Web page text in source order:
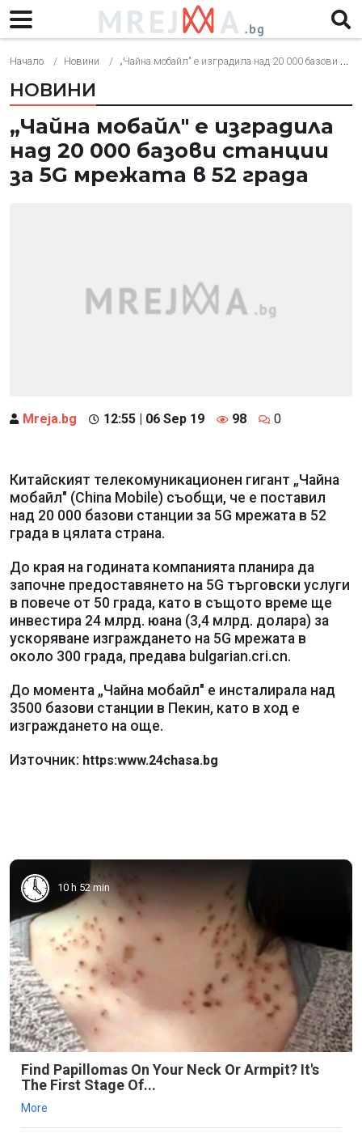
Начало Новини „Чайна мобайл" е изградила над 20 000 базови станции за 5G мрежата в 52 града
НОВИНИ
„Чайна мобайл" е изградила
над 20 000 базови станции
за 5G мрежата в 52 града
Mreja.bg 12:55 | 06 Sep 19 98 0
Китайският телекомуникационен гигант „Чайна
мобайл" (China Mobile) съобщи, че е поставил
над 20 000 базови станции за 5G мрежата в 52
града в цялата страна.
До края на годината компанията планира да
започне предоставянето на 5G търговски услуги
в повече от 50 града, като в същото време ще
инвестира 24 млрд. юана (3,4 млрд. долара) за
ускоряване изграждането на 5G мрежата в
около 300 града, предава bulgarian.cri.cn.
До момента „Чайна мобайл" е инсталирала над
3500 базови станции в Пекин, като в ход е
изграждането на още.
Източник: https:www.24chasa.bg
10 h 52 min
Find Papillomas On Your Neck Or Armpit? It's
The First Stage Of...
More